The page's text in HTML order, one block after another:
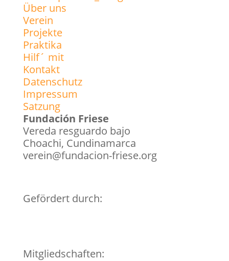
Über uns
Verein
Projekte
Praktika
Hilf´ mit
Kontakt
Datenschutz
Impressum
Satzung
Fundación Friese
Vereda resguardo bajo
Choachi, Cundinamarca
verein@fundacion-friese.org
Gefördert durch:
Mitgliedschaften: